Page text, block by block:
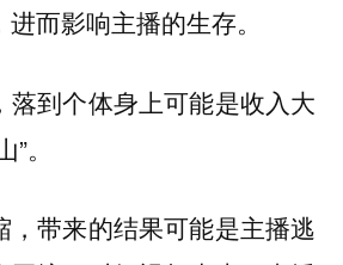
而影响主播的生存。
落到个体身上可能是收入大
。
，带来的结果可能是主播逃